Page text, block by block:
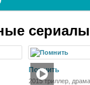
Помнить
2015 триллер,